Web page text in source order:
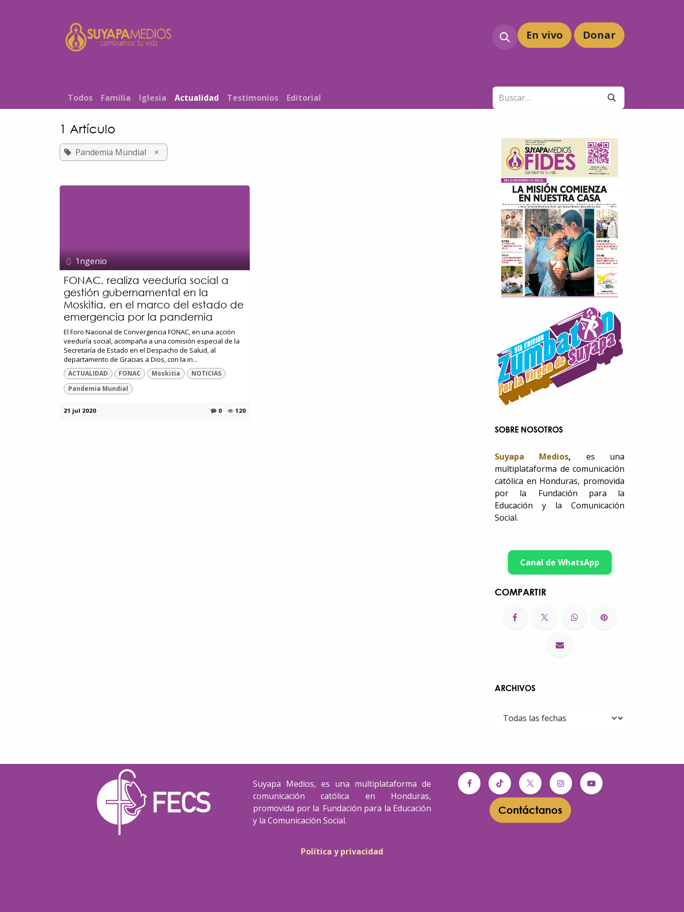
En vivo Donar
T​od​​os Familia Iglesia Actualidad Testimonios Editorial
1 Artículo
Pandemia Mundial ×
1ngenio
FONAC, realiza veeduría social a
gestión gubernamental en la
Moskitia, en el marco del estado de
emergencia por la pandemia
El Foro Nacional de Convergencia FONAC, en una acción
veeduría social, acompaña a una comisión especial de la
Secretaría de Estado en el Despacho de Salud, al
departamento de Gracias a Dios, con la in...
ACTUALIDAD FONAC Moskitia
NOTICIAS
Pandemia Mundial
21 jul 2020 0 120
SOBRE NOSOTROS
Suyapa Medios, es una
multiplataforma de comunicación
católica en Honduras, promovida
por la Fundación para la
Educación y la Comunicación
Social.
Canal de WhatsApp
COMPARTIR
ARCHIVOS
Contáctanos​​
Suyapa Medios, es una multiplataforma de
comunicación católica en Honduras,
promovida por la Fundación para la Educación
y la Comunicación Social.
Política y privacidad